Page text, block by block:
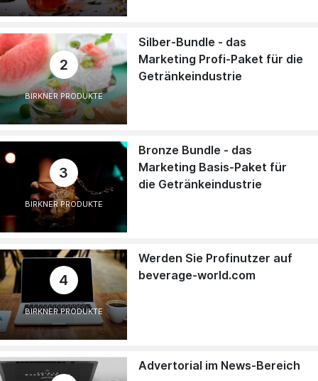
2
BIRKNER PRODUKTE
Silber-Bundle - das
Marketing Profi-Paket für die
Getränkeindustrie
3
BIRKNER PRODUKTE
Bronze Bundle - das
Marketing Basis-Paket für
die Getränkeindustrie
4
BIRKNER PRODUKTE
Werden Sie Profinutzer auf
beverage-world.com
Advertorial im News-Bereich